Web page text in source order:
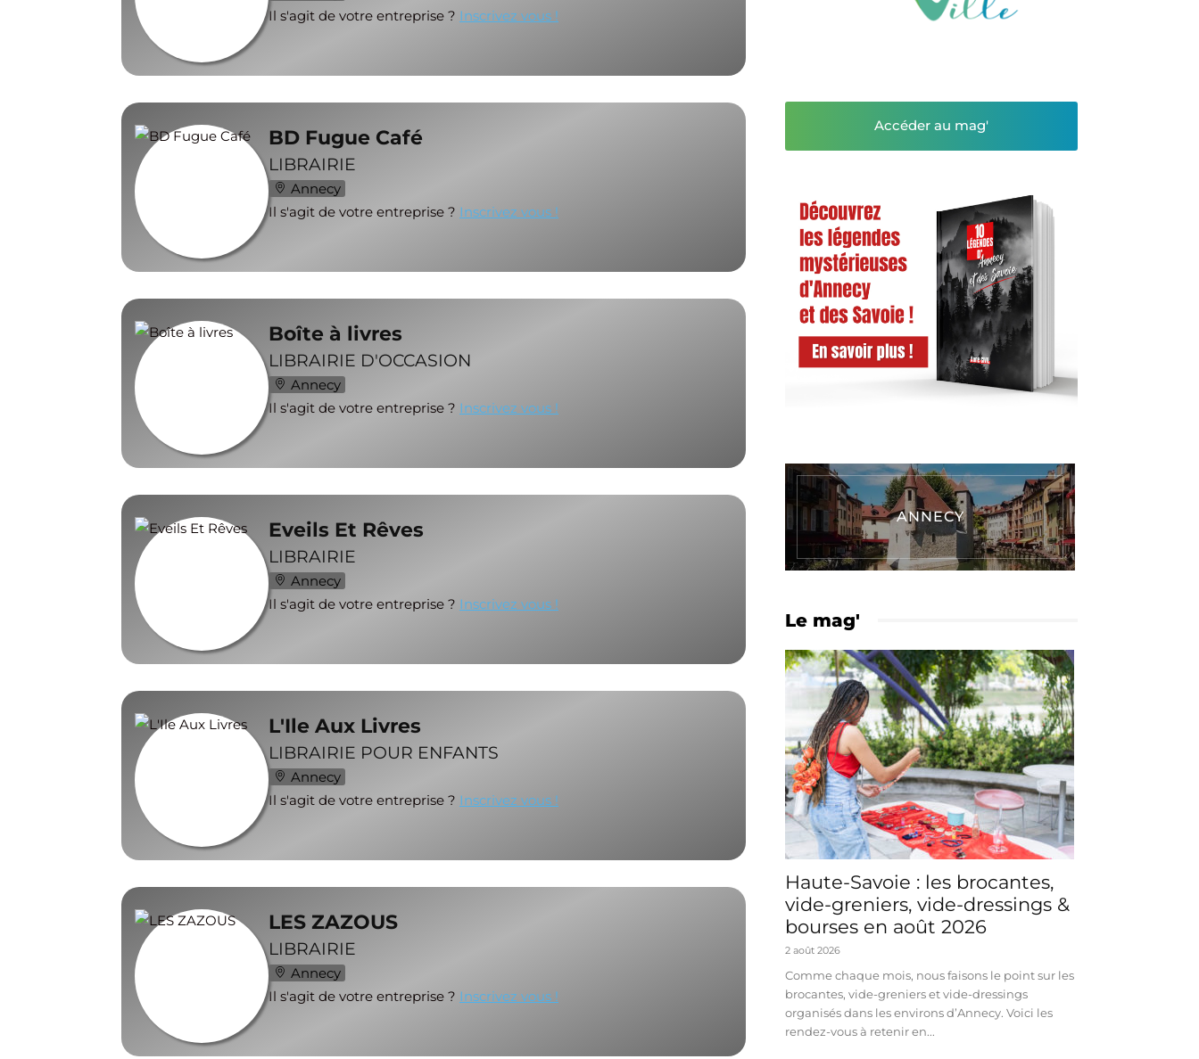
Il s'agit de votre entreprise ? Inscrivez vous !
BD Fugue Café
LIBRAIRIE
Annecy
Il s'agit de votre entreprise ? Inscrivez vous !
Boîte à livres
LIBRAIRIE D'OCCASION
Annecy
Il s'agit de votre entreprise ? Inscrivez vous !
Eveils Et Rêves
LIBRAIRIE
Annecy
Il s'agit de votre entreprise ? Inscrivez vous !
L'Ile Aux Livres
LIBRAIRIE POUR ENFANTS
Annecy
Il s'agit de votre entreprise ? Inscrivez vous !
LES ZAZOUS
LIBRAIRIE
Annecy
Il s'agit de votre entreprise ? Inscrivez vous !
Accéder au mag'
ANNECY
Le mag'
Haute-Savoie : les brocantes,
vide-greniers, vide-dressings &
bourses en août 2026
2 août 2026
Comme chaque mois, nous faisons le point sur les
brocantes, vide-greniers et vide-dressings
organisés dans les environs d’Annecy. Voici les
rendez-vous à retenir en...